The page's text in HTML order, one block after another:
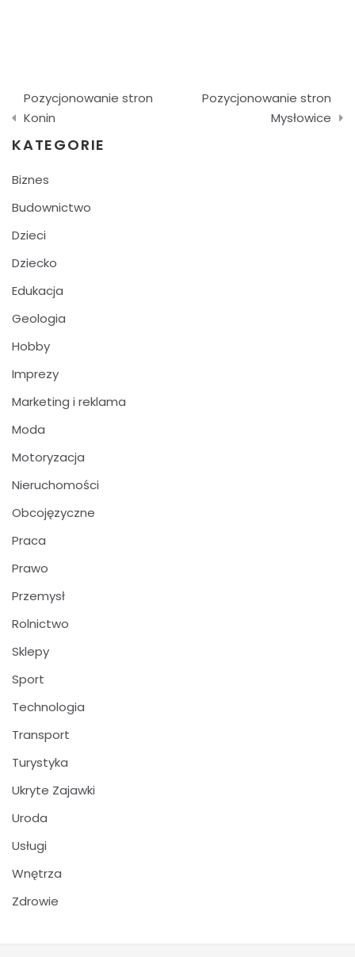
Nawigacja
wpisu
Pozycjonowanie stron
Konin
Pozycjonowanie stron
Mysłowice
KATEGORIE
Biznes
Budownictwo
Dzieci
Dziecko
Edukacja
Geologia
Hobby
Imprezy
Marketing i reklama
Moda
Motoryzacja
Nieruchomości
Obcojęzyczne
Praca
Prawo
Przemysł
Rolnictwo
Sklepy
Sport
Technologia
Transport
Turystyka
Ukryte Zajawki
Uroda
Usługi
Wnętrza
Zdrowie